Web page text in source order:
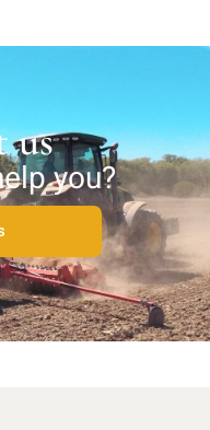
us
you?